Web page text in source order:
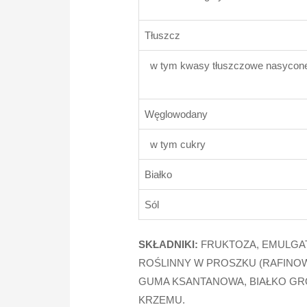
Tłuszcz
w tym kwasy tłuszczowe
Węglowodany
w tym cukry
Białko
Sól
SKŁADNIKI: FRUKTOZA,
ROŚLINNY W PROSZKU
GUMA KSANTANOWA, BIAŁKO
KRZEMU.